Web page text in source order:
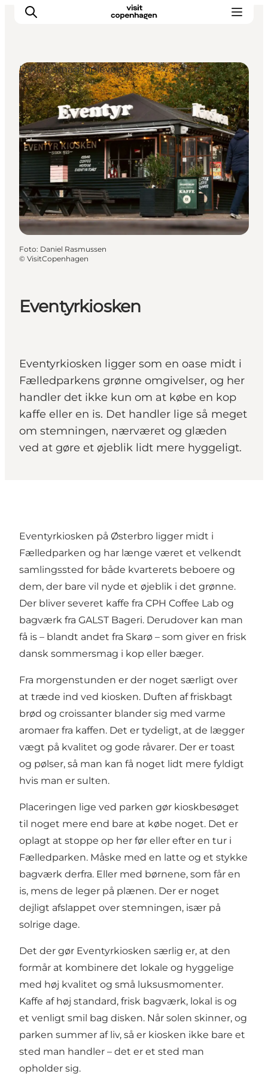
This is Copenhagen
Aktiviteter
Spis & drik
Områder
Planlæg din tur
CopenPay
Copenhagen Card
Eventyrkiosken
Eventyrkiosken ligger som en oase midt i
Fælledparkens grønne omgivelser, og her
handler det ikke kun om at købe en kop
kaffe eller en is. Det handler lige så meget
om stemningen, nærværet og glæden
ved at gøre et øjeblik lidt mere hyggeligt.
Lokale smagsoplevelser
Foto: Daniel Rasmussen
© VisitCopenhagen
Eventyrkiosken på Østerbro ligger midt i
Fælledparken og har længe været et velkendt
samlingssted for både kvarterets beboere og
dem, der bare vil nyde et øjeblik i det grønne.
Der bliver severet kaffe fra CPH Coffee Lab og
bagværk fra GALST Bageri. Derudover kan man
få is – blandt andet fra Skarø – som giver en frisk
dansk sommersmag i kop eller bæger.
Fra morgenstunden er der noget særligt over
at træde ind ved kiosken. Duften af friskbagt
brød og croissanter blander sig med varme
aromaer fra kaffen. Det er tydeligt, at de lægger
vægt på kvalitet og gode råvarer. Der er toast
og pølser, så man kan få noget lidt mere fyldigt
hvis man er sulten.
Placeringen lige ved parken gør kioskbesøget
til noget mere end bare at købe noget. Det er
oplagt at stoppe op her før eller efter en tur i
Fælledparken. Måske med en latte og et stykke
bagværk derfra. Eller med børnene, som får en
is, mens de leger på plænen. Der er noget
dejligt afslappet over stemningen, især på
solrige dage.
Det der gør Eventyrkiosken særlig er, at den
formår at kombinere det lokale og hyggelige
med høj kvalitet og små luksusmomenter.
Kaffe af høj standard, frisk bagværk, lokal is og
et venligt smil bag disken. Når solen skinner, og
parken summer af liv, så er kiosken ikke bare et
sted man handler – det er et sted man
opholder sig.